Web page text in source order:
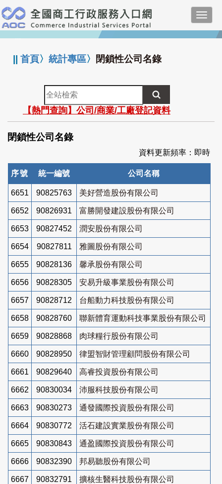
跳
到
主
要
:::
||首頁〉統計專區〉 閉鎖性公司名錄
全
站
檢
索
【熱門查詢】公司/商業/工廠登記資料
閉鎖性公司名錄
資料更新頻率：即時
序號 統一編號 公司名稱
6651 90825763 美好營造股份有限公司
6652 90826931 富勝開發建設股份有限公司
6653 90827452 潤安股份有限公司
6654 90827811 雅圖股份有限公司
6655 90828136 馨承股份有限公司
6656 90828305 安易升級事業股份有限公司
6657 90828712 台船動力科技股份有限公司
6658 90828760 聯新體育運動科技事業股份有限公司
6659 90828868 肉球糧行股份有限公司
6660 90828950 律盟智財管理顧問股份有限公司
6661 90829640 高睿投資股份有限公司
6662 90830034 沛服科技股份有限公司
6663 90830273 通發國際投資股份有限公司
6664 90830772 活石建設實業股份有限公司
6665 90830843 通盈國際投資股份有限公司
6666 90832390 邦易聽股份有限公司
6667 90832791 擴核生醫科技股份有限公司